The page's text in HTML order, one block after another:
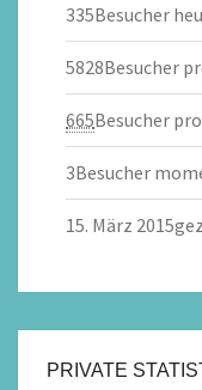
335Besucher
5828Besucher
665Besucher
3Besucher
15. März 2015
PRIVATE